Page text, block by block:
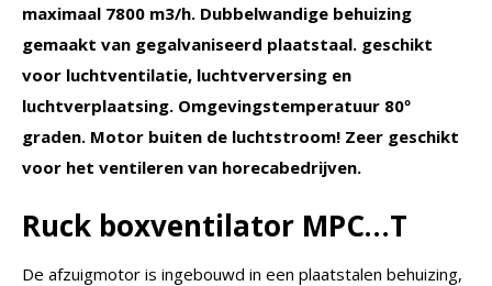
maximaal 7800 m3/h. Dubbelwandige behuizing
gemaakt van gegalvaniseerd plaatstaal. geschikt
voor luchtventilatie, luchtverversing en
luchtverplaatsing. Omgevingstemperatuur 80º
graden. Motor buiten de luchtstroom! Zeer geschikt
voor het ventileren van horecabedrijven.
Ruck boxventilator MPC…T
De afzuigmotor is ingebouwd in een plaatstalen behuizing,